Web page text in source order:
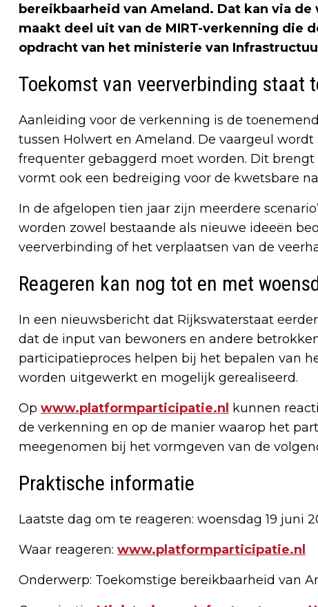
bereikbaarheid van Ameland. Dat kan via de
maakt deel uit van de MIRT-verkenning die
opdracht van het ministerie van
Toekomst van veerverbinding staat
Aanleiding voor de verkenning is de
tussen Holwert en Ameland. De vaargeul
frequenter gebaggerd moet worden. Dit
vormt ook een bedreiging voor de kwetsbare
In de afgelopen tien jaar zijn meerdere
worden zowel bestaande als nieuwe ideeën
veerverbinding of het verplaatsen van de
Reageren kan nog tot en met
In een nieuwsbericht dat Rijkswaterstaat
dat de input van bewoners en andere
participatieproces helpen bij het bepalen van
worden uitgewerkt en mogelijk gerealiseerd.
Op www.platformparticipatie.nl
kunnen
de verkenning en op de manier waarop het
meegenomen bij het vormgeven van de
Praktische informatie
Laatste dag om te reageren: woensdag 19 juni
Waar reageren: www.platformparticipatie.nl
Onderwerp: Toekomstige bereikbaarheid van